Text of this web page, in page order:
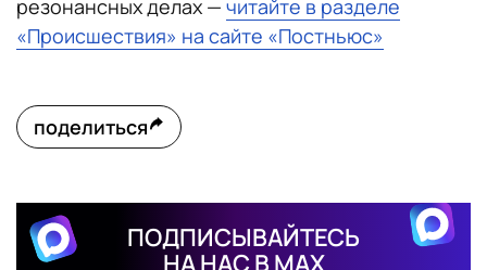
резонансных делах — читайте в разделе
«Происшествия» на сайте «Постньюс»
поделиться
ПОДПИСЫВАЙТЕСЬ
НА НАС В MAX